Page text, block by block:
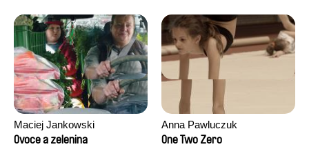
Maciej Jankowski
Ovoce a zelenina
Anna Pawluczuk
One Two Zero